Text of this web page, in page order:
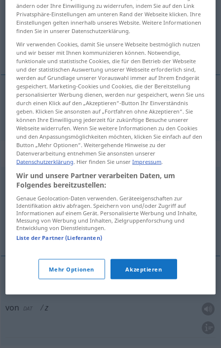
Übersicht aller Übersetzungen
(Für mehr Details die Übersetzung anklicken/antippen)
Z
nBuchstabe z
„z“
ze
Übersicht aller Übersetzungen
(Für mehr Details die Übersetzung anklicken/antippen)
aus, von
von DAT z
ändern oder Ihre Einwilligung zu widerrufen, indem Sie auf den Link
Privatsphäre-Einstellungen am unteren Rand der Webseite klicken. Ihre
Einstellungen gelten innerhalb unseres Website. Weitere Informationen
finden Sie in unserer Datenschutzerklärung.
Wir verwenden Cookies, damit Sie unsere Webseite bestmöglich nutzen
und wir besser mit Ihnen kommunizieren können. Notwendige,
funktionale und statistische Cookies, die für den Betrieb der Webseite
und der statistischen Auswertung unserer Webseite erforderlich sind,
werden auf Grundlage unserer Vorauswahl immer auf Ihrem Endgerät
gespeichert. Marketing-Cookies und Cookies, die der Bereitstellung
personalisierter Werbung dienen, werden nur gespeichert, wenn Sie uns
durch einen Klick auf den „Akzeptieren“-Button Ihr Einverständnis
geben. Klicken Sie ansonsten auf „Fortfahren ohne Akzeptieren“. Sie
können Ihre Einwilligung jederzeit für zukünftige Besuche unserer
Webseite widerrufen. Wenn Sie weitere Informationen zu den Cookies
und den Anpassungsmöglichkeiten möchten, klicken Sie einfach auf den
Button „Mehr Optionen“. Weitergehende Hinweise zu der
Datenverarbeitung entnehmen Sie ansonsten unserer
Datenschutzerklärung. Hier finden Sie unserImpressum.
Wir und unsere Partner verarbeiten Daten, um
Folgendes bereitzustellen:
Genaue Geolocation-Daten verwenden. Geräteeigenschaften zur
Identifikation aktiv abfragen. Speichern von und/oder Zugriff auf
Informationen auf einem Gerät. Personalisierte Werbung und Inhalte,
Messung von Werbung und Inhalten, Zielgruppenforschung und
Entwicklung von Dienstleistungen.
Liste der Partner (Lieferanten)
Mehr Optionen Akzeptieren